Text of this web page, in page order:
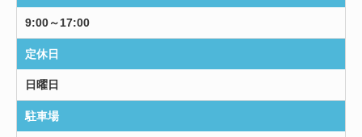
9:00～17:00
定休日
日曜日
駐車場